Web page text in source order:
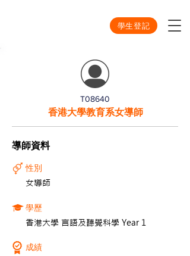
學生登記
T08640
香港大學教育系女導師
導師資料
性別
女導師
學歷
香港大學 言語及聽覺科學 Year 1
成績